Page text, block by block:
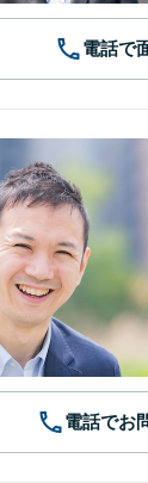
電話で
電話でお